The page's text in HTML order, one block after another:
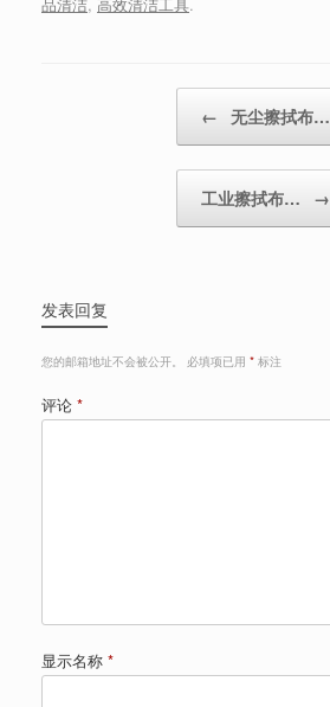
品清洁, 高效清洁工具.
← 无尘擦拭布…
工业擦拭布… →
发表回复
您的邮箱地址不会被公开。 必填项已用 * 标注
评论 *
显示名称 *